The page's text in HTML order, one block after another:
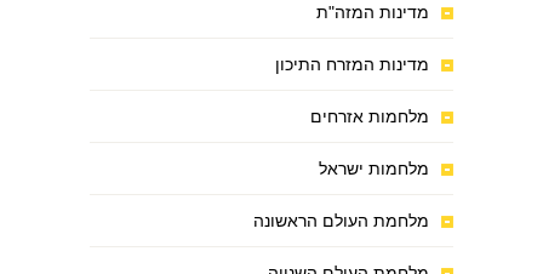
מדינות המזה"ת
מדינות המזרח התיכון
מלחמות אזרחים
מלחמות ישראל
מלחמת העולם הראשונה